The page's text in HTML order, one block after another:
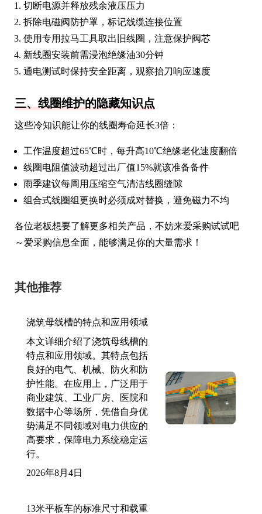
切断电源并释放残余液压压力
拆除电磁阀防护罩，标记线缆连接位置
使用专用拉马工具取出旧线圈，注意保护阀芯
新线圈安装前需浸泡绝缘油30分钟
通电测试时保持安全距离，观察抬刀响应速度
三、线圈维护的隐藏知识点
这些冷知识能让你的线圈寿命延长3倍：
工作温度超过65℃时，每升高10℃绝缘老化速度翻倍
线圈电阻值波动超过出厂值15%就该准备备件
雨季建议每周用压缩空气清洁线圈缝隙
组合式线圈组更换时必须成对替换，避免磁力不均
各位老板想要了解更多相关产品，不妨来爱采购试试吧
～爱采购信息全面，能够满足你的大量需求！
其他推荐
浇筑母线槽的特点和应用领域
本文详细介绍了浇筑母线槽的
特点和应用领域。其特点包括
良好的电气、机械、防火和防
护性能。在应用上，广泛用于
商业建筑、工业厂房、医院和
数据中心等场所，凭借自身优
势满足不同领域对电力供应的
高要求，保障电力系统稳定运
行。
2026年8月4日
13米平板车的标准尺寸和载重